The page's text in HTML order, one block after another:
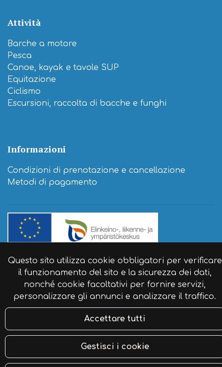
Questo sito utilizza cookie obbligatori per verificare
il funzionamento del sito e la sicurezza dei dati,
nonché cookie facoltativi per fornire servizi,
personalizzare gli annunci e analizzare il traffico.
Accettare tutti
Gestisci i cookie
Attività
Barche a motore
Pesca
Canoe, kayak e tavole SUP
Equitazione
Ciclismo
Escursioni, raccolta di bacche e funghi
Informazioni
Condizioni di prenotazione e cancellazione
Metodi di pagamento
© Agriturismo itinerante Naaranlahti 2024. Sito
web:atFlow.